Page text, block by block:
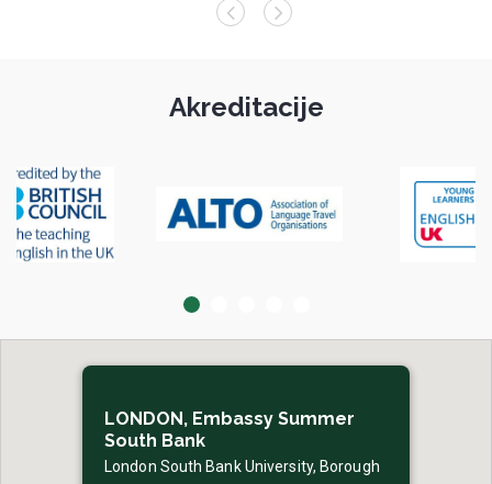
Akreditacije
LONDON, Embassy Summer
South Bank
London South Bank University, Borough